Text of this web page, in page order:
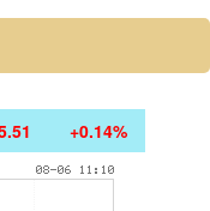
+0.14%